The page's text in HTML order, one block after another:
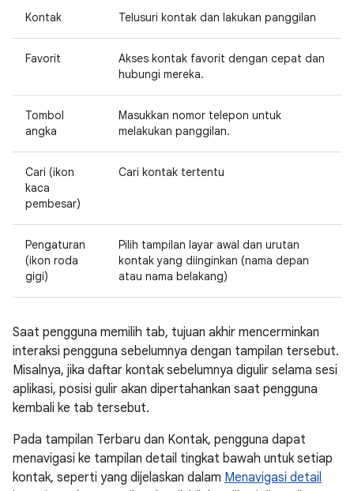
Kontak Telusuri kontak dan lakukan panggilan
Favorit
Akses kontak favorit dengan cepat dan
hubungi mereka.
Tombol
angka
Masukkan nomor telepon untuk
melakukan panggilan.
Cari (ikon
kaca
pembesar)
Cari kontak tertentu
Pengaturan
(ikon roda
gigi)
Pilih tampilan layar awal dan urutan
kontak yang diinginkan (nama depan
atau nama belakang)
Saat pengguna memilih tab, tujuan akhir mencerminkan
interaksi pengguna sebelumnya dengan tampilan tersebut.
Misalnya, jika daftar kontak sebelumnya digulir selama sesi
aplikasi, posisi gulir akan dipertahankan saat pengguna
kembali ke tab tersebut.
Pada tampilan Terbaru dan Kontak, pengguna dapat
menavigasi ke tampilan detail tingkat bawah untuk setiap
kontak, seperti yang dijelaskan dalam Menavigasi detail